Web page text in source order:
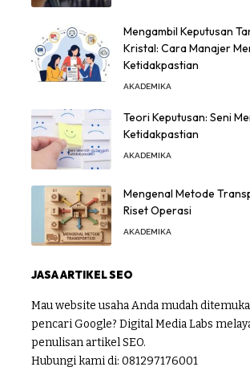
Mengambil Keputusan
Kristal: Cara Manajer
Ketidakpastian
AKADEMIKA
Teori Keputusan: Seni
Ketidakpastian
AKADEMIKA
Mengenal Metode
Riset Operasi
AKADEMIKA
JASA ARTIKEL SEO
Mau website usaha Anda mudah
pencari Google? Digital Media Labs
penulisan artikel SEO.
Hubungi kami di: 081297176001